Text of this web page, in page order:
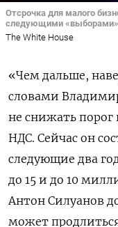
Отсрочка для малого
следующими
The White House
«Чем дальше,
словами
не снижать порог
НДС. Сейчас он
следующие два
до 15 и до 10
Антон Силуанов
может